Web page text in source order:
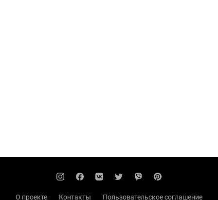
О проекте Контакты Пользовательское соглашение